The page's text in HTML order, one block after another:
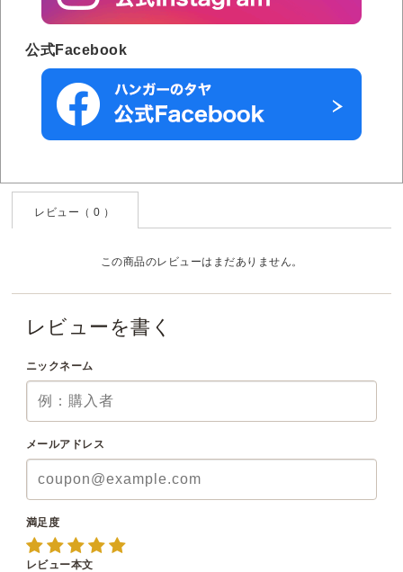
公式Facebook
レビュー（ 0 ）
この商品のレビューはまだありません。
レビューを書く
ニックネーム
メールアドレス
満足度
レビュー本文